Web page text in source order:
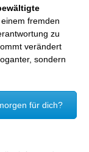
fremden
zu
verändert
sondern
für dich?